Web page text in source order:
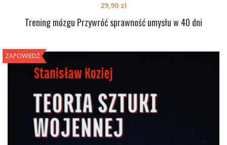
Trening mózgu Przywróć sprawność umysłu w 40 dni
29,90 zł
ZAPOWIEDŹ